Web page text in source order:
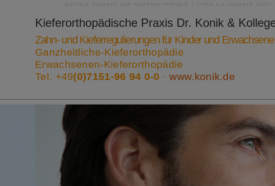
DIGITALE ZUKUNFT DER KIEFERORTHOPÄDIE | ITERO-3-D-SCANNER
Kieferorthopädische Praxis Dr. Konik &
Zahn- und Kieferregulierungen für Kinder und Erwachsene
Ganzheitliche-Kieferorthopädie
Erwachsenen-Kieferorthopädie
Tel. +49(0)7151-96 94 0-0 ·www.konik.de